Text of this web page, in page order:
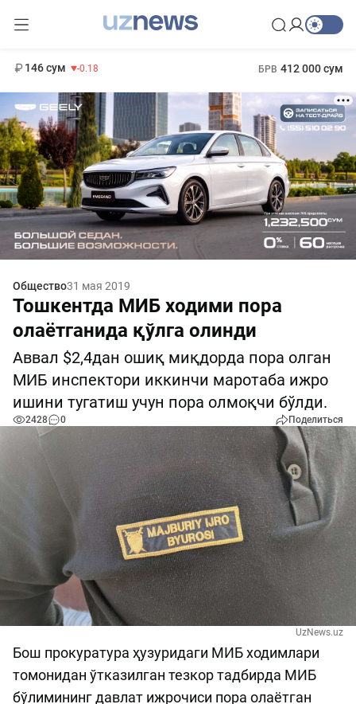
146 сум -0.18 БРВ 412 000 сум
Общество31 мая 2019
Тошкентда МИБ ходими пора
олаётганида қўлга олинди
Аввал $2,4дан ошиқ миқдорда пора олган
МИБ инспектори иккинчи маротаба ижро
ишини тугатиш учун пора олмоқчи бўлди.
2428 0 Поделиться
UzNews.uz
Бош прокуратура ҳузуридаги МИБ ходимлари
томонидан ўтказилган тезкор тадбирда МИБ
бўлимининг давлат ижрочиси пора олаётган